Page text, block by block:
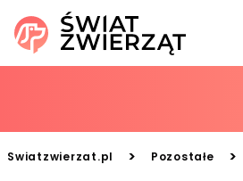
Swiatzwierzat.pl > Pozostałe >